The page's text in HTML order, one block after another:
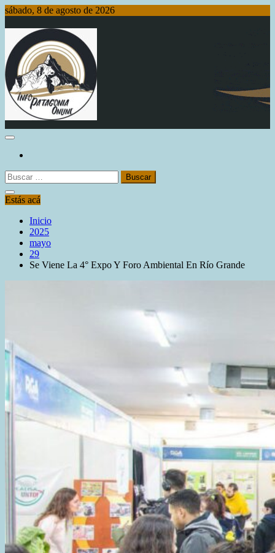
Saltar
contenido
sábado, 8 de agosto de 2026
Info Patagonia Online
Buscar:
Estás acá
Inicio
2025
mayo
29
Se Viene La 4° Expo Y Foro Ambiental En Río Grande